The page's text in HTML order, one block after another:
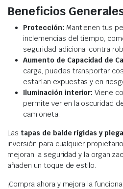
Beneficios
Protección: Mantienen tus
inclemencias del tiempo,
seguridad adicional contra
Aumento de Capacidad de
carga, puedes transportar
estarían expuestas y en
Iluminación interior:Viene
permite ver en la oscuridad
camioneta.
Las tapas de balde rígidas y
inversión para cualquier
mejoran la seguridad y la
añaden un toque de estilo.
¡Compra ahora y mejora la